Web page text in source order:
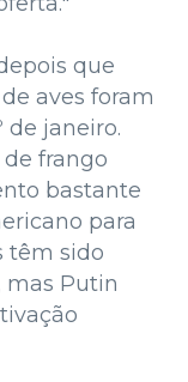
que
aves foram
de janeiro.
frango
bastante
para
têm sido
mas Putin